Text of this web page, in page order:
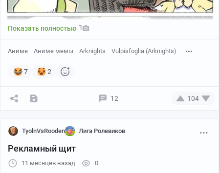
Показать полностью 1
Аниме Аниме мемы Arknights Vulpisfoglia (Arknights)
7 2
12 104
TyolnVsRooden Лига Ролевиков
Рекламный щит
11 месяцев назад 0